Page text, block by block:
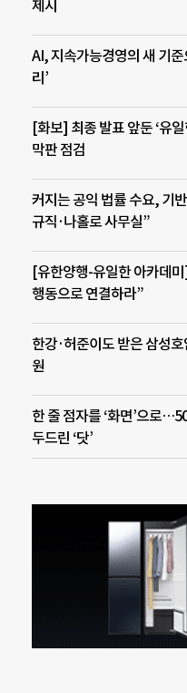
제시
AI, 지속가능경영의 새 기
리’
[화보] 최종 발표 앞둔 ‘유
막판 점검
커지는 공익 법률 수요, 기
규직·나홀로 사무실”
[유한양행-유일한 아카데
행동으로 연결하라”
한강·허준이도 받은 삼성
원
한 줄 점자를 ‘화면’으로
두드린 ‘닷’